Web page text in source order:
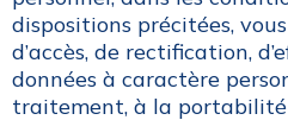
dispositions précitées,
d’accès, de rectification,
données à caractère
traitement, à la portabilité